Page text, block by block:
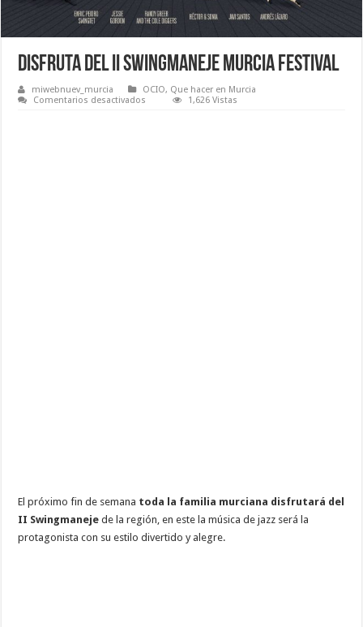
Disfruta del II Swingmaneje Murcia Festival
miwebnuev_murcia OCIO, Que hacer en Murcia
Comentarios desactivados
1,626 Vistas
El próximo fin de semana toda la familia murciana disfrutará del
II Swingmaneje de la región, en este la música de jazz será la
protagonista con su estilo divertido y alegre.